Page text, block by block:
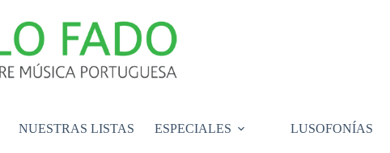
NUESTRAS LISTAS ESPECIALES LUSOFONÍAS